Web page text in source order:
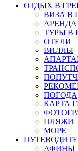
ОТДЫХ В
ВИЗА В
ТУРЫ В
ОТЕЛИ
ВИЛЛЫ
ПОГОДА
КАРТА
ПЛЯЖИ
МОРЕ
АФИНЫ